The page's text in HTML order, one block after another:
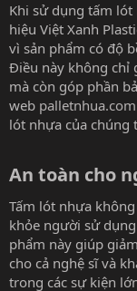
Khi sử dụng tấm
hiệu Việt Xanh
vì sản phẩm có độ
Điều này không chỉ
mà còn góp phần
web palletnhua.com
lót nhựa của chúng
An toàn cho
Tấm lót nhựa
khỏe người sử
phẩm này giúp
cho cả nghệ sĩ và
trong các sự kiện